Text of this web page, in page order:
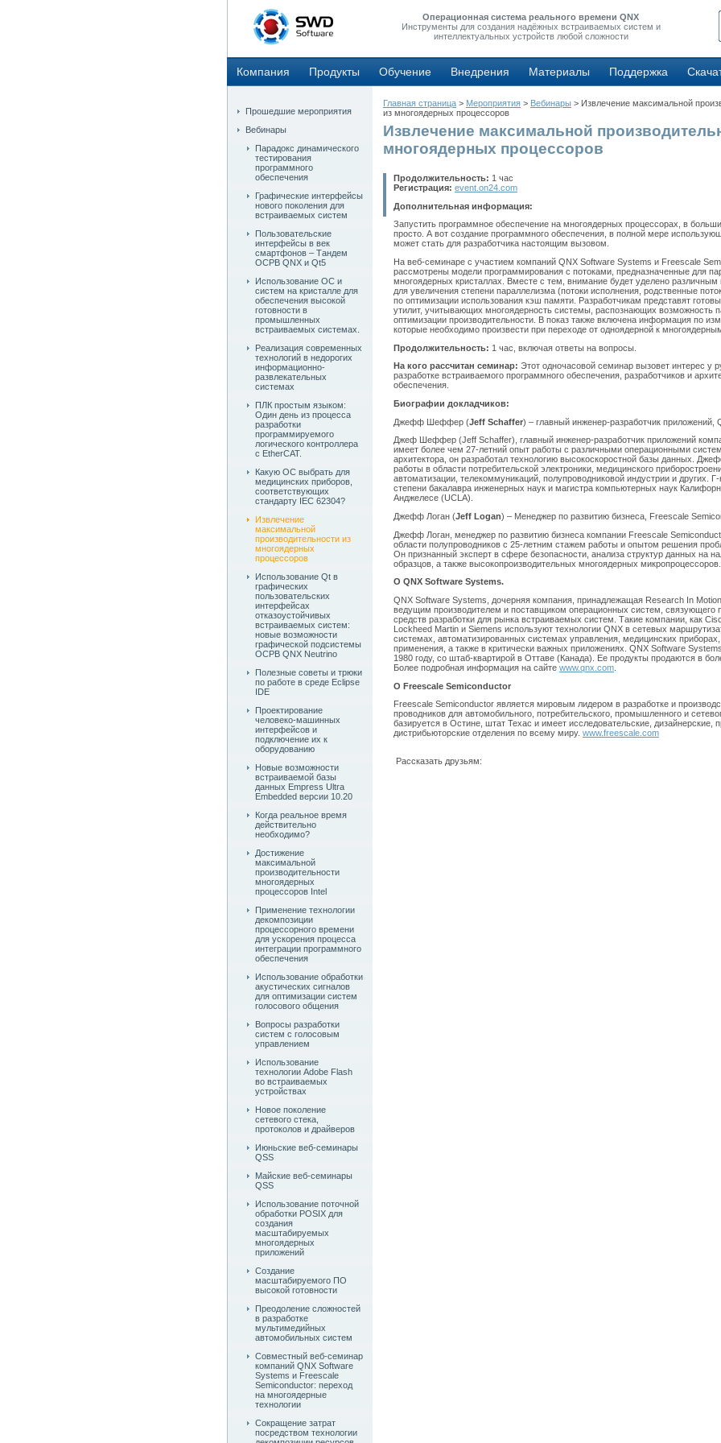
Операционная система реального времени QNX
Инструменты для создания надёжных встраиваемых систем и
интеллектуальных устройств любой сложности
Компания Продукты Обучение Внедрения Материалы Поддержка
Прошедшие мероприятия
Вебинары
Парадокс динамического
тестирования
программного
обеспечения
Графические интерфейсы
нового поколения для
встраиваемых систем
Пользовательские
интерфейсы в век
смартфонов – Тандем
ОСРВ QNX и Qt5
Использование ОС и
систем на кристалле для
обеспечения высокой
готовности в
промышленных
встраиваемых системах.
Реализация современных
технологий в недорогих
информационно-
развлекательных
системах
ПЛК простым языком:
Один день из процесса
разработки
программируемого
логического контроллера
с EtherCAT.
Какую ОС выбрать для
медицинских приборов,
соответствующих
стандарту IEC 62304?
Извлечение
максимальной
производительности из
многоядерных
процессоров
Использование Qt в
графических
пользовательских
интерфейсах
отказоустойчивых
встраиваемых систем:
новые возможности
графической подсистемы
ОСРВ QNX Neutrino
Полезные советы и трюки
по работе в среде Eclipse
IDE
Проектирование
человеко-машинных
интерфейсов и
подключение их к
оборудованию
Новые возможности
встраиваемой базы
данных Empress Ultra
Embedded версии 10.20
Когда реальное время
действительно
необходимо?
Достижение
максимальной
производительности
многоядерных
процессоров Intel
Применение технологии
декомпозиции
процессорного времени
для ускорения процесса
интеграции программного
обеспечения
Использование обработки
акустических сигналов
для оптимизации систем
голосового общения
Вопросы разработки
систем с голосовым
управлением
Использование
технологии Adobe Flash
во встраиваемых
устройствах
Новое поколение
сетевого стека,
протоколов и драйверов
Июньские веб-семинары
QSS
Майские веб-семинары
QSS
Использование поточной
обработки POSIX для
создания
масштабируемых
многоядерных
приложений
Создание
масштабируемого ПО
высокой готовности
Преодоление сложностей
в разработке
мультимедийных
автомобильных систем
Совместный веб-семинар
компаний QNX Software
Systems и Freescale
Semiconductor: переход
на многоядерные
технологии
Сокращение затрат
посредством технологии
Главная страница > Мероприятия > Вебинары > Извлечение максимальной
из многоядерных процессоров
Извлечение максимальной
многоядерных процессоров
Продолжительность: 1 час
Регистрация: event.on24.com
Дополнительная информация:
Запустить программное обеспечение на многоядерных процессорах, в
просто. А вот создание программного обеспечения, в полной мере
может стать для разработчика настоящим вызовом.
На веб-семинаре с участием компаний QNX Software Systems и Freescale
рассмотрены модели программирования с потоками, предназначенные для
многоядерных кристаллах. Вместе с тем, внимание будет уделено
для увеличения степени параллелизма (потоки исполнения, родственные
по оптимизации использования кэш памяти. Разработчикам представят
утилит, учитывающих многоядерность системы, распознающих возможность
оптимизации производительности. В показ также включена информация по
которые необходимо произвести при переходе от одноядерной к
Продолжительность: 1 час, включая ответы на вопросы.
На кого рассчитан семинар: Этот одночасовой семинар вызовет интерес у
разработке встраиваемого программного обеспечения, разработчиков и
обеспечения.
Биографии докладчиков:
Джефф Шеффер (Jeff Schaffer) – главный инженер-разработчик приложений,
Джеф Шеффер (Jeff Schaffer), главный инженер-разработчик приложений
имеет более чем 27-летний опыт работы с различными операционными
архитектора, он разработал технологию высокоскоростной базы данных.
работы в области потребительской электроники, медицинского
автоматизации, телекоммуникаций, полупроводниковой индустрии и
степени бакалавра инженерных наук и магистра компьютерных наук
Анджелесе (UCLA).
Джефф Логан (Jeff Logan) – Менеджер по развитию бизнеса, Freescale
Джефф Логан, менеджер по развитию бизнеса компании Freescale
области полупроводников с 25-летним стажем работы и опытом решения
Он признанный эксперт в сфере безопасности, анализа структур данных на
образцов, а также высокопроизводительных многоядерных микропроцессоров.
О QNX Software Systems.
QNX Software Systems, дочерняя компания, принадлежащая Research In
ведущим производителем и поставщиком операционных систем, связующего
средств разработки для рынка встраиваемых систем. Такие компании, как
Lockheed Martin и Siemens используют технологии QNX в сетевых
системах, автоматизированных системах управления, медицинских приборах,
применения, а также в критически важных приложениях. QNX Software
1980 году, со штаб-квартирой в Оттаве (Канада). Ее продукты продаются в
Более подробная информация на сайте www.qnx.com
О Freescale Semiconductor
Freescale Semiconductor является мировым лидером в разработке и
проводников для автомобильного, потребительского, промышленного и
базируется в Остине, штат Техас и имеет исследовательские, дизайнерские,
дистрибьюторские отделения по всему миру. www.freescale.com
Рассказать друзьям: